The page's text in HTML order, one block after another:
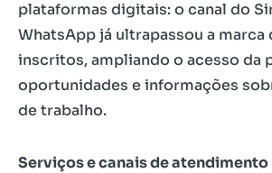
plataformas digitais: o canal do
WhatsApp já ultrapassou a marca
inscritos, ampliando o acesso da
oportunidades e informações
de trabalho.
Serviços e canais de atendimento